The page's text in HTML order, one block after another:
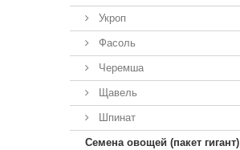
Укроп
Фасоль
Черемша
Щавель
Шпинат
Семена овощей (пакет гигант)